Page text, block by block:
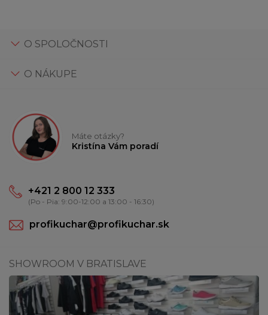
O SPOLOČNOSTI
O NÁKUPE
Máte otázky?
Kristína Vám poradí
+421 2 800 12 333
(Po - Pia: 9:00-12:00 a 13:00 - 16:30)
profikuchar@profikuchar.sk
SHOWROOM V BRATISLAVE